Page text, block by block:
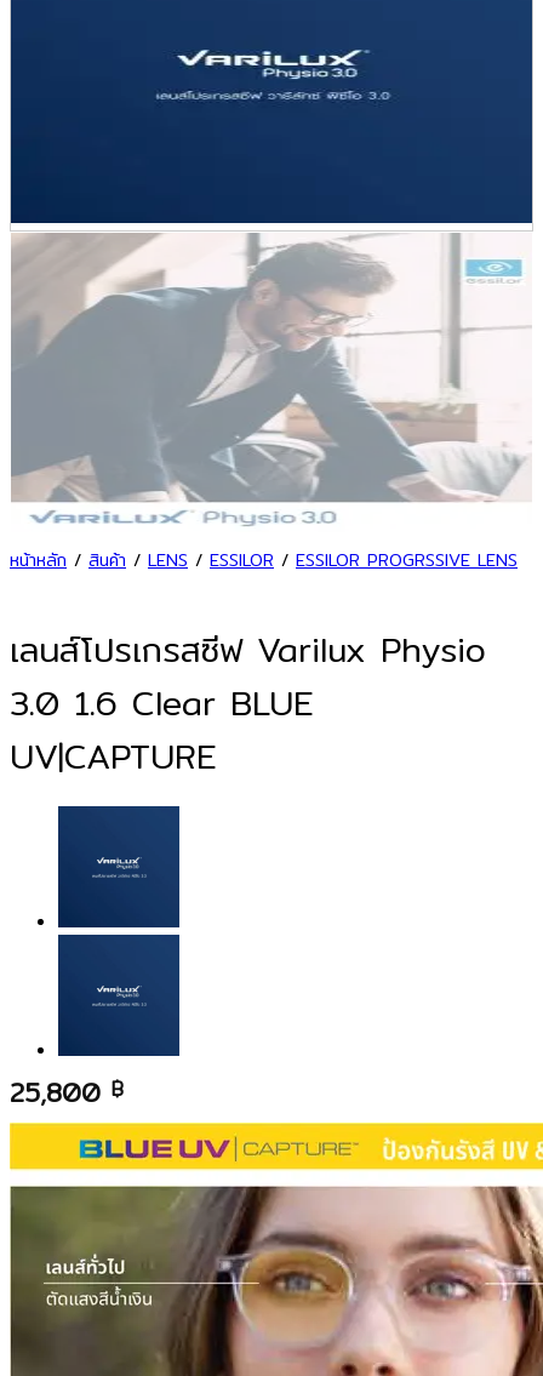
หน้าหลัก / สินค้า / LENS / ESSILOR / ESSILOR PROGRSSIVE LENS
เลนส์โปรเกรสซีฟ Varilux Physio
3.0 1.6 Clear BLUE
UV|CAPTURE
25,800 ฿